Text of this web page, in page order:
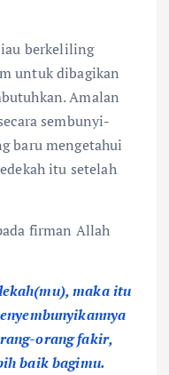
berkeliling
untuk dibagikan
Amalan
sembunyi-
baru mengetahui
itu setelah
firman Allah
maka itu
orang fakir,
baik bagimu.